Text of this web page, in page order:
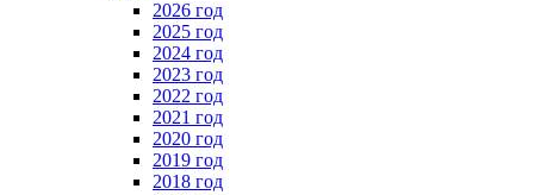
2026 год
2025 год
2024 год
2023 год
2022 год
2021 год
2020 год
2019 год
2018 год